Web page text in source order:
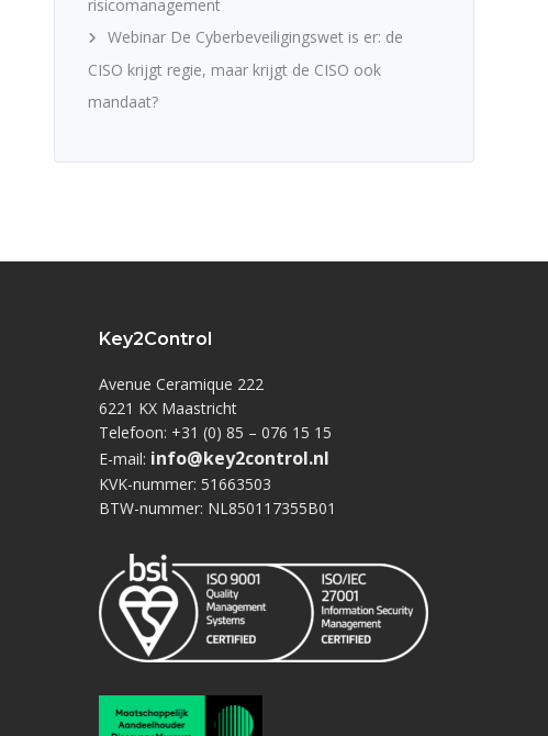
risicomanagement
Webinar De Cyberbeveiligingswet is er: de
CISO krijgt regie, maar krijgt de CISO ook
mandaat?
Key2Control
Avenue Ceramique 222
6221 KX Maastricht
Telefoon: +31 (0) 85 – 076 15 15
E-mail: info@key2control.nl
KVK-nummer: 51663503
BTW-nummer: NL850117355B01